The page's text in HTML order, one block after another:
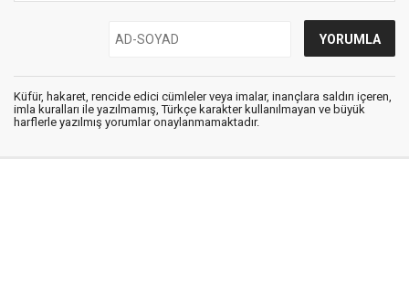
Küfür, hakaret, rencide edici cümleler veya imalar, inançlara saldırı içeren,
imla kuralları ile yazılmamış, Türkçe karakter kullanılmayan ve büyük
harflerle yazılmış yorumlar onaylanmamaktadır.